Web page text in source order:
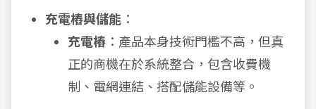
充電樁與儲能 ：
充電樁 ：產品本身技術門檻不高，但真
正的商機在於系統整合，包含收費機
制、電網連結、搭配儲能設備等。